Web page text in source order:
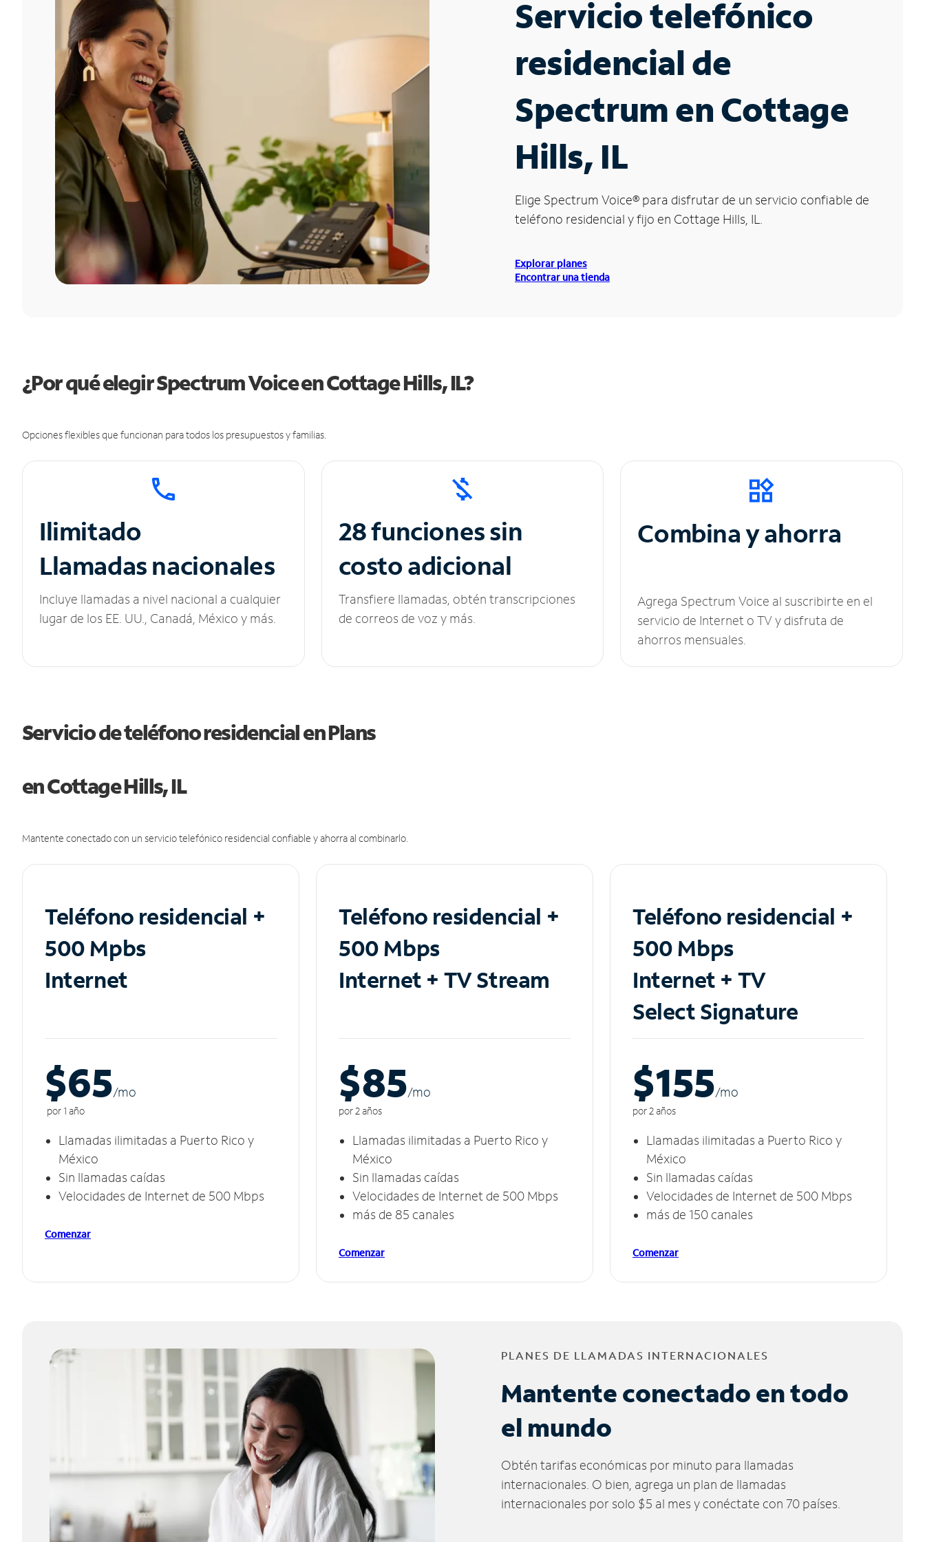
Servicio telefónico
residencial de
Spectrum en Cottage
Hills, IL
Elige Spectrum Voice® para disfrutar de un servicio confiable de
teléfono residencial y fijo en Cottage Hills, IL.
Explorar planes
Encontrar una tienda
¿Por qué elegir Spectrum Voice en Cottage Hills, IL?
Opciones flexibles que funcionan para todos los presupuestos y familias.
Ilimitado
Llamadas nacionales
Incluye llamadas a nivel nacional a cualquier
lugar de los EE. UU., Canadá, México y más.
28 funciones sin
costo adicional
Transfiere llamadas, obtén transcripciones
de correos de voz y más.
Combina y ahorra
Agrega Spectrum Voice al suscribirte en el
servicio de Internet o TV y disfruta de
ahorros mensuales.
Servicio de teléfono residencial en Plans
en Cottage Hills, IL
Mantente conectado con un servicio telefónico residencial confiable y ahorra al combinarlo.
Teléfono residencial +
500 Mpbs
Internet
$65/mo
por 1 año
Llamadas ilimitadas a Puerto Rico y
México
Sin llamadas caídas
Velocidades de Internet de 500 Mbps
Comenzar
Teléfono residencial +
500 Mbps
Internet + TV Stream
$85/mo
por 2 años
Llamadas ilimitadas a Puerto Rico y
México
Sin llamadas caídas
Velocidades de Internet de 500 Mbps
más de 85 canales
Comenzar
Teléfono residencial +
500 Mbps
Internet + TV
Select Signature
$155/mo
por 2 años
Llamadas ilimitadas a Puerto Rico y
México
Sin llamadas caídas
Velocidades de Internet de 500 Mbps
más de 150 canales
Comenzar
PLANES DE LLAMADAS INTERNACIONALES
Mantente conectado en todo
el mundo
Obtén tarifas económicas por minuto para llamadas
internacionales. O bien, agrega un plan de llamadas
internacionales por solo $5 al mes y conéctate con 70 países.